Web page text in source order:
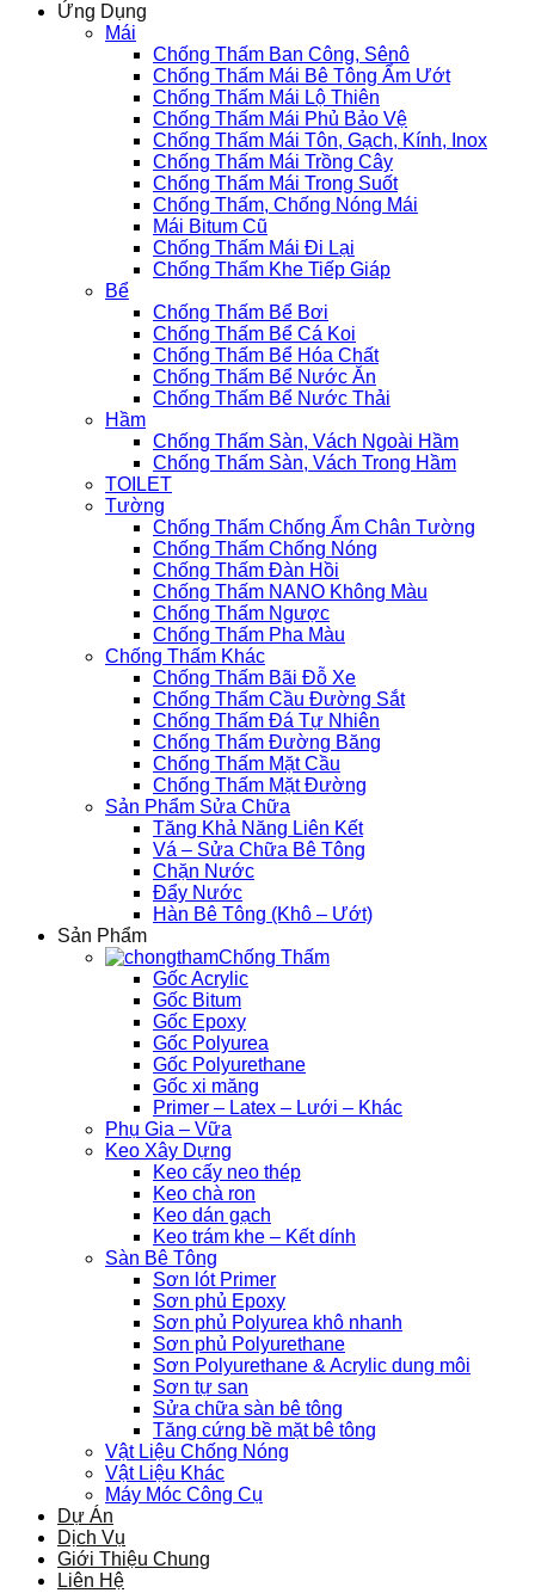
Ứng Dụng
Mái
Chống Thấm Ban Công, Sênô
Chống Thấm Mái Bê Tông Ẩm Ướt
Chống Thấm Mái Lộ Thiên
Chống Thấm Mái Phủ Bảo Vệ
Chống Thấm Mái Tôn, Gạch, Kính, Inox
Chống Thấm Mái Trồng Cây
Chống Thấm Mái Trong Suốt
Chống Thấm, Chống Nóng Mái
Mái Bitum Cũ
Chống Thấm Mái Đi Lại
Chống Thấm Khe Tiếp Giáp
Bể
Chống Thấm Bể Bơi
Chống Thấm Bể Cá Koi
Chống Thấm Bể Hóa Chất
Chống Thấm Bể Nước Ăn
Chống Thấm Bể Nước Thải
Hầm
Chống Thấm Sàn, Vách Ngoài Hầm
Chống Thấm Sàn, Vách Trong Hầm
TOILET
Tường
Chống Thấm Chống Ẩm Chân Tường
Chống Thấm Chống Nóng
Chống Thấm Đàn Hồi
Chống Thấm NANO Không Màu
Chống Thấm Ngược
Chống Thấm Pha Màu
Chống Thấm Khác
Chống Thấm Bãi Đỗ Xe
Chống Thấm Cầu Đường Sắt
Chống Thấm Đá Tự Nhiên
Chống Thấm Đường Băng
Chống Thấm Mặt Cầu
Chống Thấm Mặt Đường
Sản Phẩm Sửa Chữa
Tăng Khả Năng Liên Kết
Vá – Sửa Chữa Bê Tông
Chặn Nước
Đẩy Nước
Hàn Bê Tông (Khô – Ướt)
Sản Phẩm
Chống Thấm
Gốc Acrylic
Gốc Bitum
Gốc Epoxy
Gốc Polyurea
Gốc Polyurethane
Gốc xi măng
Primer – Latex – Lưới – Khác
Phụ Gia – Vữa
Keo Xây Dựng
Keo cấy neo thép
Keo chà ron
Keo dán gạch
Keo trám khe – Kết dính
Sàn Bê Tông
Sơn lót Primer
Sơn phủ Epoxy
Sơn phủ Polyurea khô nhanh
Sơn phủ Polyurethane
Sơn Polyurethane & Acrylic dung môi
Sơn tự san
Sửa chữa sàn bê tông
Tăng cứng bề mặt bê tông
Vật Liệu Chống Nóng
Vật Liệu Khác
Máy Móc Công Cụ
Dự Án
Dịch Vụ
Giới Thiệu Chung
Liên Hệ